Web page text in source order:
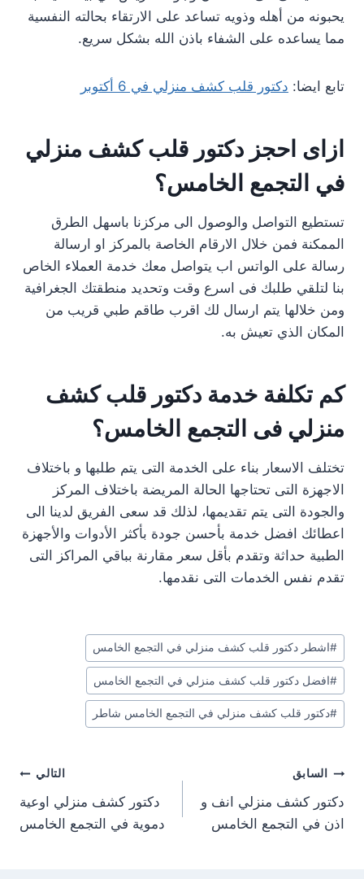
يحبونه من أهله وذويه تساعد على الارتقاء بحالته النفسية
مما يساعده على الشفاء باذن الله بشكل سريع.
تابع ايضا: دكتور قلب كشف منزلي في 6 أكتوبر
ازاى احجز دكتور قلب كشف منزلي
في التجمع الخامس؟
تستطيع التواصل والوصول الى مركزنا باسهل الطرق
الممكنة فمن خلال الارقام الخاصة بالمركز او ارسالة
رسالة على الواتس اب يتواصل معك خدمة العملاء الخاص
بنا لتلقي طلبك فى اسرع وقت وتحديد منطقتك الجغرافية
ومن خلالها يتم ارسال لك اقرب طاقم طبي قريب من
المكان الذي تعيش به.
كم تكلفة خدمة دكتور قلب كشف
منزلي فى التجمع الخامس؟
تختلف الاسعار بناء على الخدمة التى يتم طلبها و باختلاف
الاجهزة التى تحتاجها الحالة المريضة باختلاف المركز
والجودة التى يتم تقديمها، لذلك قد سعى الفريق لدينا الى
اعطائك افضل خدمة بأحسن جودة بأكثر الأدوات والأجهزة
الطبية حداثة وتقدم بأقل سعر مقارنة بباقي المراكز التى
تقدم نفس الخدمات التى نقدمها.
وسوم
المقال:
#اشطر دكتور قلب كشف منزلي في التجمع الخامس
#افضل دكتور قلب كشف منزلي في التجمع الخامس
#دكتور قلب كشف منزلي في التجمع الخامس شاطر
تصفّح
المقالات
السابق
دكتور كشف منزلي انف و
اذن في التجمع الخامس
التالي
دكتور كشف منزلي اوعية
دموية في التجمع الخامس